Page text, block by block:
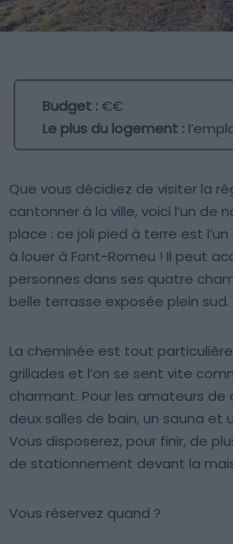
Budget :€€
Le plus du logement :
Que vous décidiez de visiter la
cantonner à la ville, voici l’un de
place : ce joli pied à terre est
à louer à Font-Romeu ! Il peut
personnes dans ses quatre
belle terrasse exposée plein sud.
La cheminée est tout
grillades et l’on se sent vite
charmant. Pour les amateurs
deux salles de bain, un sauna et
Vous disposerez, pour finir, de
de stationnement devant la
Vous réservez quand ?